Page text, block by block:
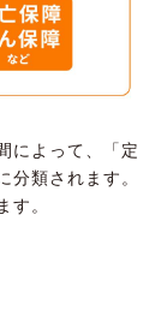
によって、「定
分類されます。
す。